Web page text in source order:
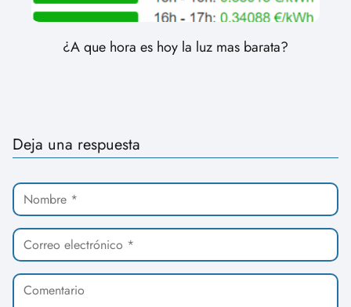
¿A que hora es hoy la luz mas barata?
Deja una respuesta